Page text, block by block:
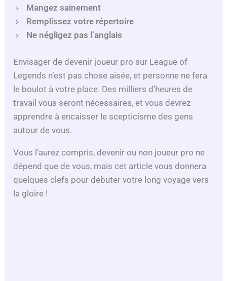
Mangez sainement
Remplissez votre répertoire
Ne négligez pas l’anglais
Envisager de devenir joueur pro sur League of
Legends n’est pas chose aisée, et personne ne fera
le boulot à votre place. Des milliers d’heures de
travail vous seront nécessaires, et vous devrez
apprendre à encaisser le scepticisme des gens
autour de vous.
Vous l’aurez compris, devenir ou non joueur pro ne
dépend que de vous, mais cet article vous donnera
quelques clefs pour débuter votre long voyage vers
la gloire !